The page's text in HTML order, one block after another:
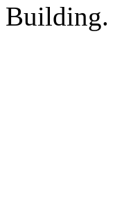
Building.